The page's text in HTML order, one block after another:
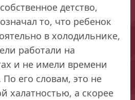
детство,
то, что ребенок
в холодильнике,
работали на
и не имели времени
его словам, это не
халатностью, а скорее